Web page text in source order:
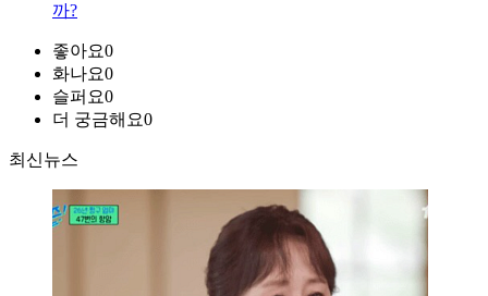
까?
좋아요0
화나요0
슬퍼요0
더 궁금해요0
최신뉴스